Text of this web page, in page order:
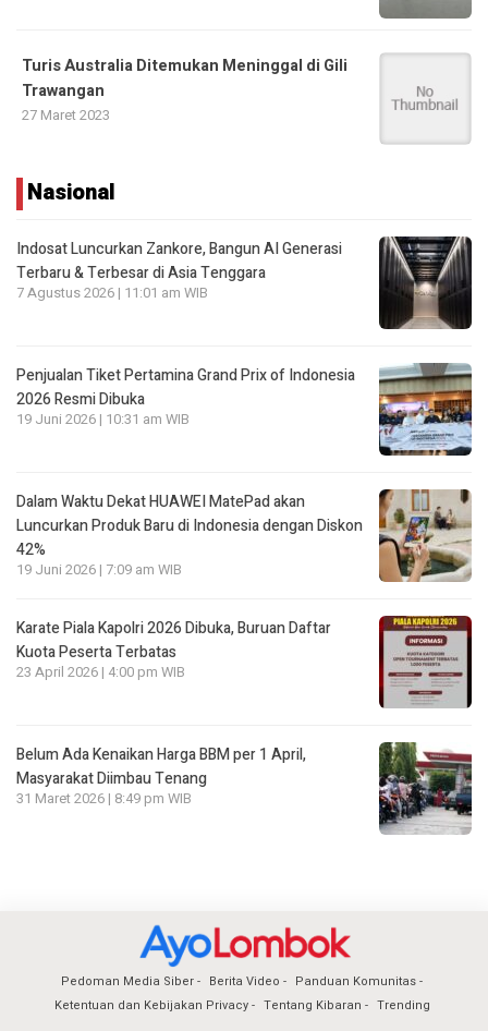
Turis Australia Ditemukan Meninggal di Gili
Trawangan
27 Maret 2023
Nasional
Indosat Luncurkan Zankore, Bangun AI Generasi
Terbaru & Terbesar di Asia Tenggara
7 Agustus 2026 | 11:01 am WIB
Penjualan Tiket Pertamina Grand Prix of Indonesia
2026 Resmi Dibuka
19 Juni 2026 | 10:31 am WIB
Dalam Waktu Dekat HUAWEI MatePad akan
Luncurkan Produk Baru di Indonesia dengan Diskon
42%
19 Juni 2026 | 7:09 am WIB
Karate Piala Kapolri 2026 Dibuka, Buruan Daftar
Kuota Peserta Terbatas
23 April 2026 | 4:00 pm WIB
Belum Ada Kenaikan Harga BBM per 1 April,
Masyarakat Diimbau Tenang
31 Maret 2026 | 8:49 pm WIB
Pedoman Media Siber Berita Video
Panduan Komunitas
Ketentuan dan Kebijakan Privacy
Tentang Kibaran Trending